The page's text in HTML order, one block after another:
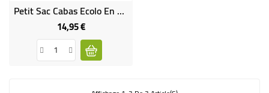
Petit Sac Cabas Ecolo En Toile De Jute- VERT
14,95 €Prix